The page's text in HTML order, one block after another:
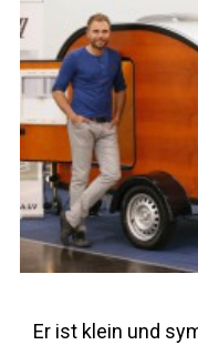
Er ist klein und